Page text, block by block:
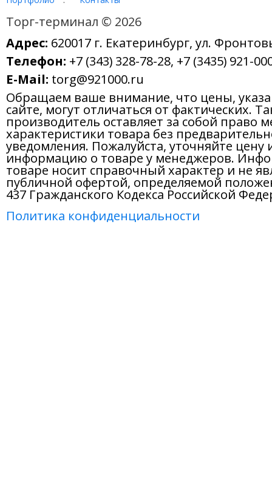
Торг-терминал © 2026
Адрес: 620017 г. Екатеринбург, ул.
Телефон: +7 (343) 328-78-28, +7 (3435) 921-
E-Mail: torg@921000.ru
Обращаем ваше внимание, что цены,
сайте, могут отличаться от фактических.
производитель оставляет за собой право
характеристики товара без
уведомления. Пожалуйста, уточняйте цену
информацию о товаре у менеджеров.
товаре носит справочный характер и не
публичной офертой, определяемой
437 Гражданского Кодекса Российской
Политика конфиденциальности